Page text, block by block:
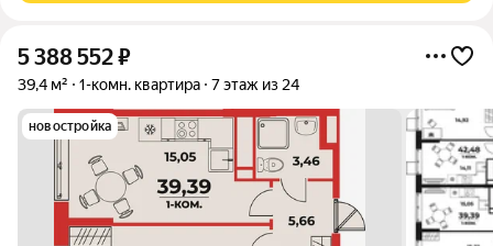
5 388 552₽
39,4 м² 1-комн. квартира 7 этаж из 24
новостройка